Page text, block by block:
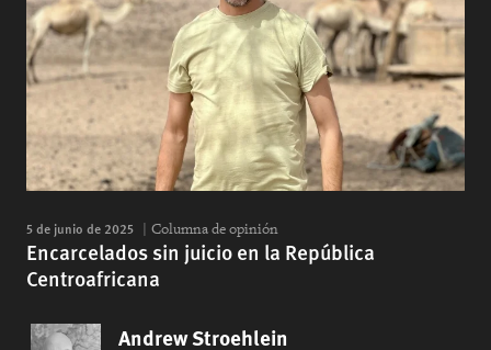
5 de junio de 2025 Columna de opinión
Encarcelados sin juicio en la República
Centroafricana
Andrew Stroehlein